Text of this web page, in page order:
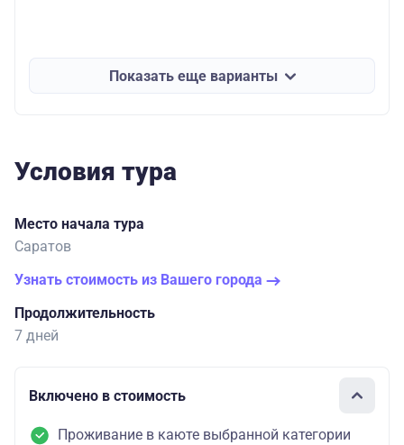
Показать еще варианты
Условия тура
Место начала тура
Саратов
Узнать стоимость из Вашего города
Продолжительность
7 дней
Включено в стоимость
Проживание в каюте выбранной категории